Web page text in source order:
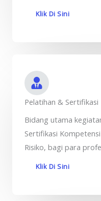
Klik Di Sini
Pelatihan &
Bidang utama
Sertifikasi
Risiko, bagi para
Klik Di Sini